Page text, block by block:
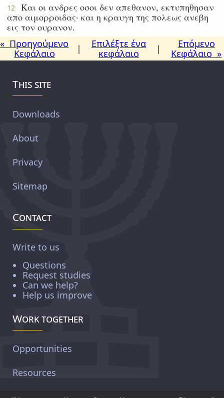
12
Και οι ανδρες οσοι δεν απεθανον, εκτυπηθησαν
απο αιμορροιδας· και η κραυγη της πολεως ανεβη
εις τον ουρανον.
« Προηγούμενο
Κεφάλαιο
|
Επιλέξτε ένα
κεφάλαιο
|
Επόμενο
Κεφάλαιο »
This site
Downloads
About
Privacy
Sitemap
Contact
Write to us
Questions
Request studies
Can we help?
Help us improve
Work together
Opportunities
Resources